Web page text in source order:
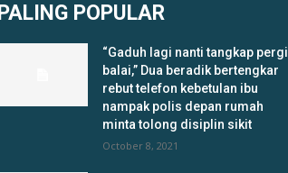
PALING POPULAR
“Gaduh lagi nanti tangkap pergi
balai,” Dua beradik bertengkar
rebut telefon kebetulan ibu
nampak polis depan rumah
minta tolong disiplin sikit
October 8, 2021